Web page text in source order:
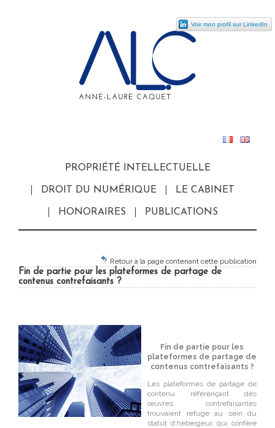
Voir mon profil sur LinkedIn
PROPRIÉTÉ INTELLECTUELLE
DROIT DU NUMÉRIQUE LE CABINET
HONORAIRES PUBLICATIONS
Retour à la page contenant cette publication
Fin de partie pour les plateformes de partage de
contenus contrefaisants ?
Fin de partie pour les
plateformes de partage de
contenus contrefaisants ?
Les plateformes de partage de
contenu référençant des
œuvres contrefaisantes
trouvaient refuge au sein du
statut d’hébergeur, qui confère